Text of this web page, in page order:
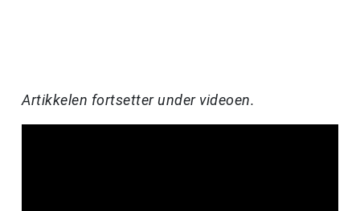
Artikkelen fortsetter under videoen.